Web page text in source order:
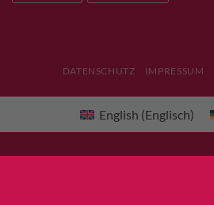
DATENSCHUTZ IMPRESSUM
English (Englisch)